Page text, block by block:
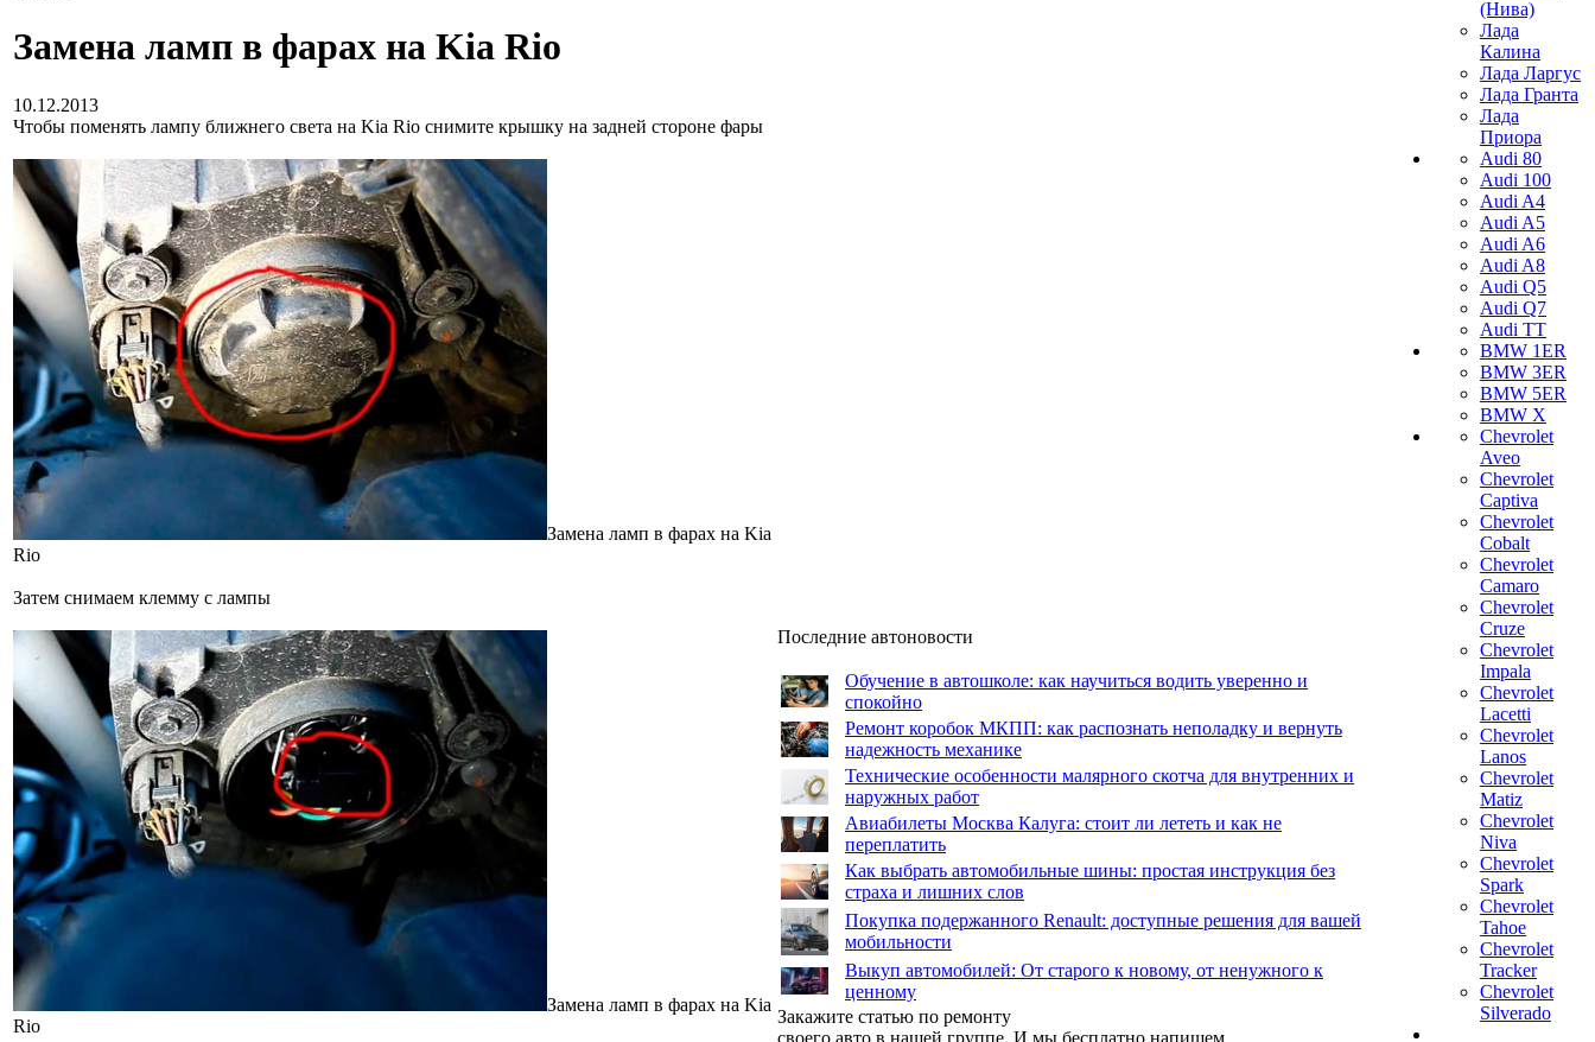
Замена ламп в фарах на Kia Rio
10.12.2013
Чтобы поменять лампу ближнего света на Kia Rio снимите крышку на задней стороне фары
Замена ламп в фарах на Kia
Rio
Затем снимаем клемму с лампы
Замена ламп в фарах на Kia
Rio
Последние автоновости
Обучение в автошколе: как научиться водить уверенно и
спокойно
Ремонт коробок МКПП: как распознать неполадку и вернуть
надежность механике
Технические особенности малярного скотча для внутренних и
наружных работ
Авиабилеты Москва Калуга: стоит ли лететь и как не
переплатить
Как выбрать автомобильные шины: простая инструкция без
страха и лишних слов
Покупка подержанного Renault: доступные решения для вашей
мобильности
Выкуп автомобилей: От старого к новому, от ненужного к
ценному
Закажите статью по ремонту
своего авто в нашей группе. И мы бесплатно напишем
(Нива)
Лада
Калина
Лада Ларгус
Лада Гранта
Лада
Приора
Audi 80
Audi 100
Audi A4
Audi A5
Audi A6
Audi A8
Audi Q5
Audi Q7
Audi TT
BMW 1ER
BMW 3ER
BMW 5ER
BMW X
Chevrolet
Aveo
Chevrolet
Captiva
Chevrolet
Cobalt
Chevrolet
Camaro
Chevrolet
Cruze
Chevrolet
Impala
Chevrolet
Lacetti
Chevrolet
Lanos
Chevrolet
Matiz
Chevrolet
Niva
Chevrolet
Spark
Chevrolet
Tahoe
Chevrolet
Tracker
Chevrolet
Silverado